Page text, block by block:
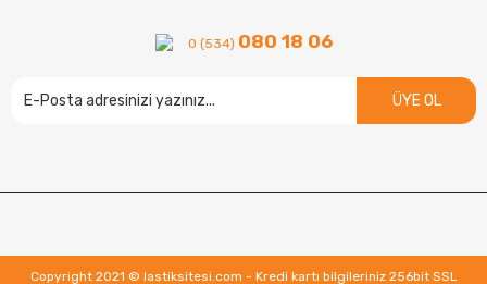
0 (534) 080 18 06
ÜYE OL
Copyright 2021 © lastiksitesi.com - Kredi kartı bilgileriniz 256bit SSL